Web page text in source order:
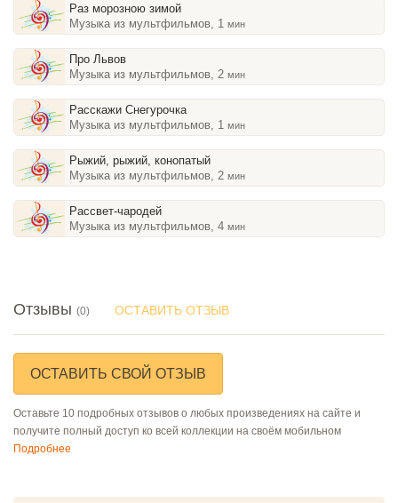
Раз морозною зимой
Музыка из мультфильмов, 1мин
Про Львов
Музыка из мультфильмов, 2мин
Расскажи Снегурочка
Музыка из мультфильмов, 1мин
Рыжий, рыжий, конопатый
Музыка из мультфильмов, 2мин
Рассвет-чародей
Музыка из мультфильмов, 4мин
Отзывы (0) ОСТАВИТЬ ОТЗЫВ
ОСТАВИТЬ СВОЙ ОТЗЫВ
Оставьте 10 подробных отзывов о любых произведениях на сайте и
получите полный доступ ко всей коллекции на своём мобильном
Подробнее